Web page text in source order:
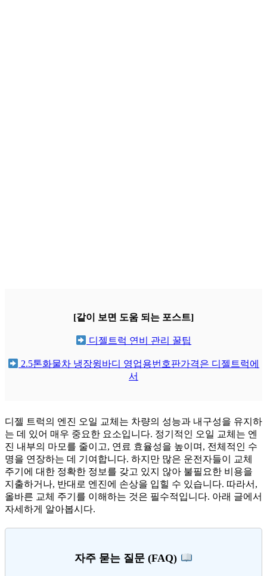
[같이 보면 도움 되는 포스트]
디젤트럭 연비 관리 꿀팁
2.5톤화물차 냉장윙바디 영업용번호판가격은 디젤트럭에
서
디젤 트럭의 엔진 오일 교체는 차량의 성능과 내구성을 유지하
는 데 있어 매우 중요한 요소입니다. 정기적인 오일 교체는 엔
진 내부의 마모를 줄이고, 연료 효율성을 높이며, 전체적인 수
명을 연장하는 데 기여합니다. 하지만 많은 운전자들이 교체
주기에 대한 정확한 정보를 갖고 있지 않아 불필요한 비용을
지출하거나, 반대로 엔진에 손상을 입힐 수 있습니다. 따라서,
올바른 교체 주기를 이해하는 것은 필수적입니다. 아래 글에서
자세하게 알아봅시다.
자주 묻는 질문 (FAQ)